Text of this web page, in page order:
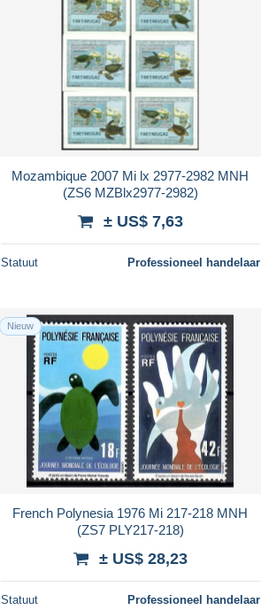
Mozambique 2007 Mi lx 2977-2982 MNH
(ZS6 MZBlx2977-2982)
± US$ 7,63
Statuut Professioneel handelaar
Nieuw
French Polynesia 1976 Mi 217-218 MNH
(ZS7 PLY217-218)
± US$ 28,23
Statuut Professioneel handelaar